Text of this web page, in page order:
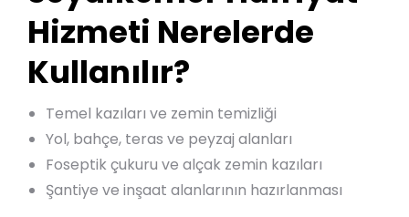
Hizmeti Nerelerde
Kullanılır?
Temel kazıları ve zemin temizliği
Yol, bahçe, teras ve peyzaj alanları
Foseptik çukuru ve alçak zemin kazıları
Şantiye ve inşaat alanlarının hazırlanması